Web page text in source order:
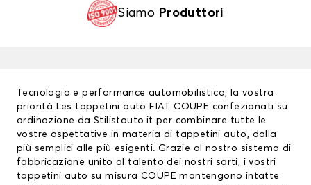
Siamo Produttori
Tecnologia e performance automobilistica, la vostra
priorità Les tappetini auto FIAT COUPE confezionati su
ordinazione da Stilistauto.it per combinare tutte le
vostre aspettative in materia di tappetini auto, dalla
più semplici alle più esigenti. Grazie al nostro sistema di
fabbricazione unito al talento dei nostri sarti, i vostri
tappetini auto su misura COUPE mantengono intatte